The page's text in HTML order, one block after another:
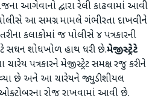
આગેવાનો દ્વારા રેલી કાઢવામાં આવી
આ સમગ્ર મામલે ગંભીરતા દાખવીને
કલાકોમાં જ પોલીસે ૪ પત્રકારની
સઘન શોધખોળ હાથ ધરી છે.​મેજીસ્ટ્રેટે
પત્રકારને મેજીસ્ટ્રેટ સમક્ષ રજુ કરીને
આવ્યા છે અને આ ચારેયને જ્યુડીશીયલ
રોજ રાખવામાં આવી છે.